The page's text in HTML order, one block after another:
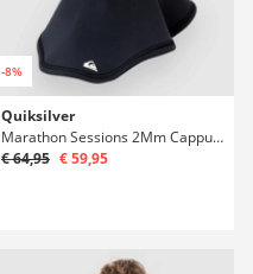
-8%
Quiksilver
Marathon Sessions 2Mm Cappuccio
€ 64,95 € 59,95